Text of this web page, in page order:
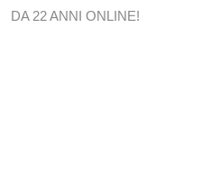
DA 22 ANNI ONLINE!